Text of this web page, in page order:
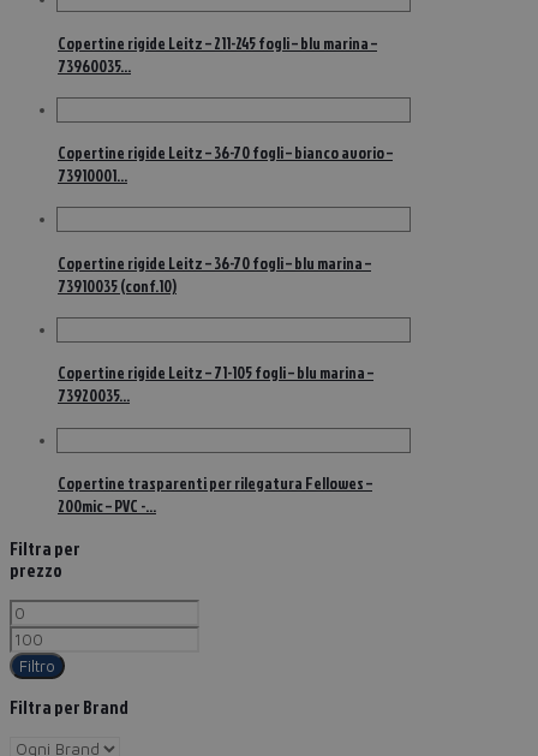
Copertine rigide Leitz – 211-245 fogli – blu marina –
73960035…
Copertine rigide Leitz – 36-70 fogli – bianco avorio –
73910001…
Copertine rigide Leitz – 36-70 fogli – blu marina –
73910035 (conf.10)
Copertine rigide Leitz – 71-105 fogli – blu marina –
73920035…
Copertine trasparenti per rilegatura Fellowes –
200mic – PVC -…
Filtra per
prezzo
Filtro
Filtra per Brand